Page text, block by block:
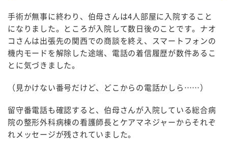
手術が無事に終わり、伯母さんは4人部屋に入院すること
になりました。ところが入院して数日後のことです。ナオ
コさんは出張先の関西での商談を終え、スマートフォンの
機内モードを解除した途端、電話の着信履歴が数件あるこ
とに気づきました。
（見かけない番号だけど、どこからの電話かしら……）
留守番電話も確認すると、伯母さんが入院している総合病
院の整形外科病棟の看護師長とケアマネジャーからそれぞ
れメッセージが残されていました。